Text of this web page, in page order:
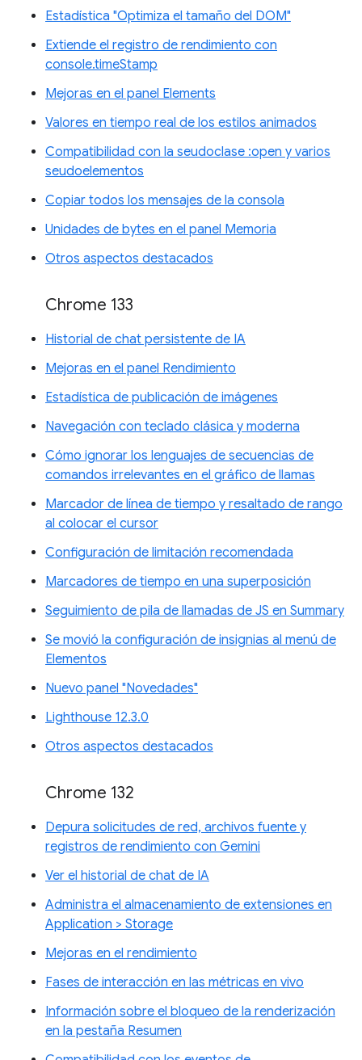
Estadística "Optimiza el tamaño del DOM"
Extiende el registro de rendimiento con
console.timeStamp
Mejoras en el panel Elements
Valores en tiempo real de los estilos animados
Compatibilidad con la seudoclase :open y varios
seudoelementos
Copiar todos los mensajes de la consola
Unidades de bytes en el panel Memoria
Otros aspectos destacados
Chrome 133
Historial de chat persistente de IA
Mejoras en el panel Rendimiento
Estadística de publicación de imágenes
Navegación con teclado clásica y moderna
Cómo ignorar los lenguajes de secuencias de
comandos irrelevantes en el gráfico de llamas
Marcador de línea de tiempo y resaltado de rango
al colocar el cursor
Configuración de limitación recomendada
Marcadores de tiempo en una superposición
Seguimiento de pila de llamadas de JS en Summary
Se movió la configuración de insignias al menú de
Elementos
Nuevo panel "Novedades"
Lighthouse 12.3.0
Otros aspectos destacados
Chrome 132
Depura solicitudes de red, archivos fuente y
registros de rendimiento con Gemini
Ver el historial de chat de IA
Administra el almacenamiento de extensiones en
Application > Storage
Mejoras en el rendimiento
Fases de interacción en las métricas en vivo
Información sobre el bloqueo de la renderización
en la pestaña Resumen